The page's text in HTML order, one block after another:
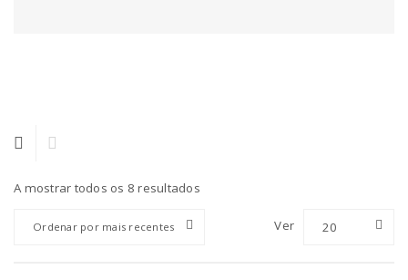
A mostrar todos os 8 resultados
Ordenar por mais recentes Ver 20